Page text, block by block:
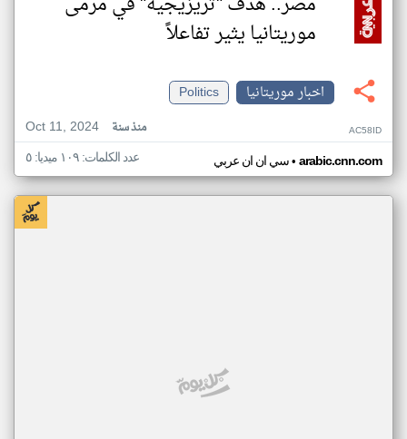
موريتانيا يثير تفاعلاً
اخبار موريتانيا
Politics
Oct 11, 2024
منذ سنة AC58ID
سي ان ان عربي• arabic.cnn.com عدد الكلمات: ١٠٩ ميديا: ٥